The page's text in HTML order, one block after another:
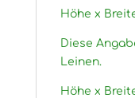
Höhe x
Diese
Leinen.
Höhe x